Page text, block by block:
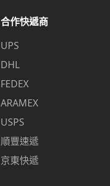
合作快遞商
UPS
DHL
FEDEX
ARAMEX
USPS
順豐速遞
京東快遞